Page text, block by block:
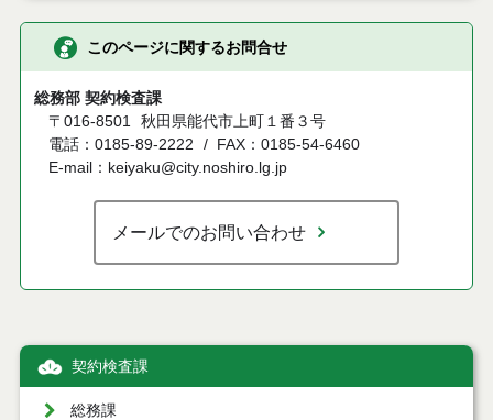
このページに関するお問合せ
総務部 契約検査課
〒016-8501 秋田県能代市上町１番３号
電話：0185-89-2222
FAX：0185-54-6460
E-mail：keiyaku@city.noshiro.lg.jp
メールでのお問い合わせ
契約検査課
総務課